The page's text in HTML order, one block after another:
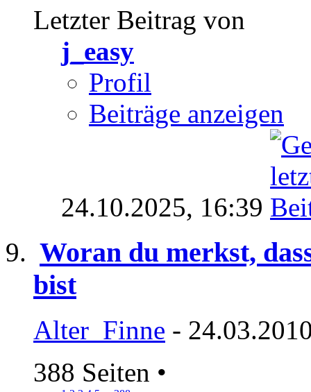
Letzter Beitrag von
j_easy
Profil
Beiträge anzeigen
24.10.2025, 16:39
Woran du merkst,
bist
Alter_Finne -
388 Seiten •